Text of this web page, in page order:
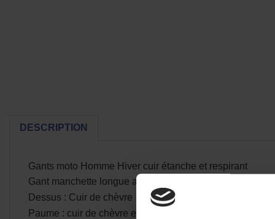
DESCRIPTION
Gants moto Homme Hiver cuir étanche et respirant
Gant manchette longue avec serrage poignet et élastique
Dessus : Cuir de chèvre
Paume : cuir de chèvre et chamude imprimé